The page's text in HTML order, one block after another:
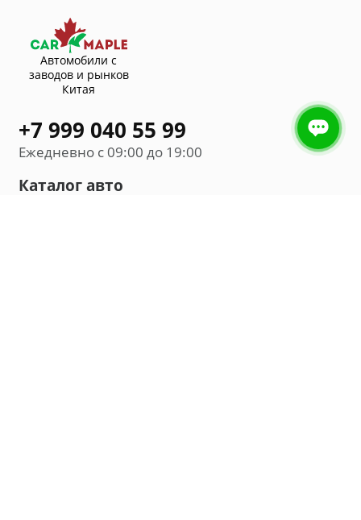
Автомобили с
заводов и рынков
Китая
+7 999 040 55 99
Ежедневно с 09:00 до 19:00
Каталог авто